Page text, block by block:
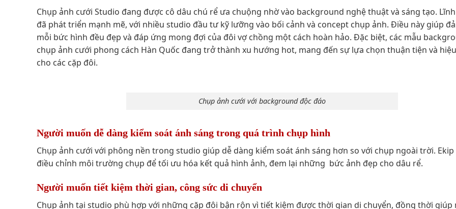
Chụp ảnh cưới Studio đang được cô dâu chú rể ưa chuộng nhờ vào background nghệ thuật và sáng tạo.
đã phát triển mạnh mẽ, với nhiều studio đầu tư kỹ lưỡng vào bối cảnh và concept chụp ảnh. Điều này giúp
mỗi bức hình đều đẹp và đáp ứng mong đợi của đôi vợ chồng một cách hoàn hảo. Đặc biệt, các mẫu
chụp ảnh cưới phong cách Hàn Quốc đang trở thành xu hướng hot, mang đến sự lựa chọn thuận tiện và
cho các cặp đôi.
Chụp ảnh cưới với background độc đáo
Người muốn dễ dàng kiểm soát ánh sáng trong quá trình chụp hình
Chụp ảnh cưới với phông nền trong studio giúp dễ dàng kiểm soát ánh sáng hơn so với chụp ngoài trời.
điều chỉnh môi trường chụp để tối ưu hóa kết quả hình ảnh, đem lại những bức ảnh đẹp cho dâu rể.
Người muốn tiết kiệm thời gian, công sức di chuyển
Chụp ảnh tại studio phù hợp với những cặp đôi bận rộn vì tiết kiệm được thời gian di chuyển, đồng thời giúp